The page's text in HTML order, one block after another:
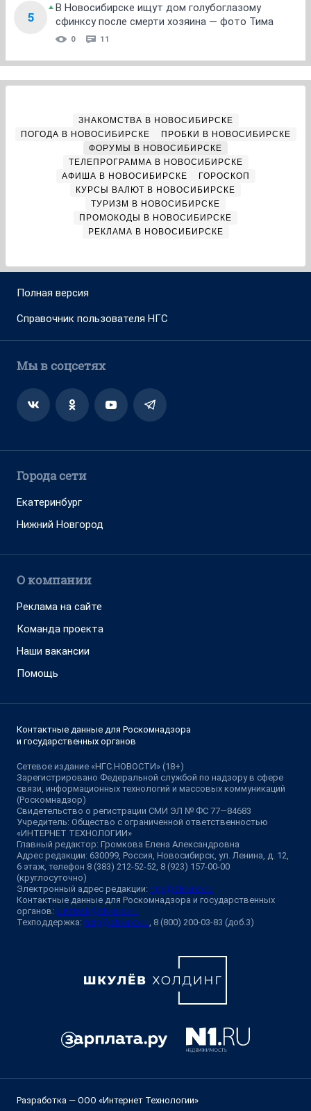
5
В Новосибирске ищут дом голубоглазому
сфинксу после смерти хозяина — фото Тима
0 11
ЗНАКОМСТВА В НОВОСИБИРСКЕ
ПОГОДА В НОВОСИБИРСКЕ
ПРОБКИ В НОВОСИБИРСКЕ
ФОРУМЫ В НОВОСИБИРСКЕ
ТЕЛЕПРОГРАММА В НОВОСИБИРСКЕ
АФИША В НОВОСИБИРСКЕ
ГОРОСКОП
КУРСЫ ВАЛЮТ В НОВОСИБИРСКЕ
ТУРИЗМ В НОВОСИБИРСКЕ
ПРОМОКОДЫ В НОВОСИБИРСКЕ
РЕКЛАМА В НОВОСИБИРСКЕ
Полная версия
Справочник пользователя НГС
Мы в соцсетях
Города сети
Екатеринбург
Нижний Новгород
О компании
Реклама на сайте
Команда проекта
Наши вакансии
Помощь
Контактные данные для Роскомнадзора
и государственных органов
Сетевое издание «НГС.НОВОСТИ» (18+)
Зарегистрировано Федеральной службой по надзору в сфере
связи, информационных технологий и массовых коммуникаций
(Роскомнадзор)
Свидетельство о регистрации СМИ ЭЛ № ФС 77—84683
Учредитель: Общество с ограниченной ответственностью
«ИНТЕРНЕТ ТЕХНОЛОГИИ»
Главный редактор: Громкова Елена Александровна
Адрес редакции: 630099, Россия, Новосибирск, ул. Ленина, д. 12,
6 этаж, телефон 8 (383) 212-52-52, 8 (923) 157-00-00
(круглосуточно)
Электронный адрес редакции: ngs@shkulev.ru
Контактные данные для Роскомнадзора и государственных
органов: juristnsk@shkulev.ru
Техподдержка: help@shkulev.ru, 8 (800) 200-03-83 (доб.3)
Разработка — ООО «Интернет Технологии»